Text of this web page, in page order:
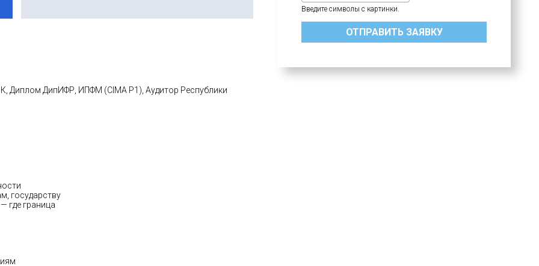
Диплом ДипИФР, ИПФМ (CIMA P1), Аудитор Республики
государству
где граница
Введите символы с картинки.